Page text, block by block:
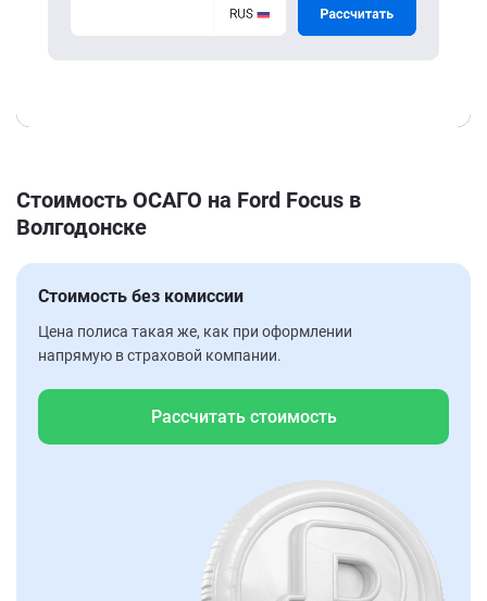
Стоимость ОСАГО на Ford Focus в
Волгодонске
Стоимость без комиссии
Цена полиса такая же, как при оформлении
напрямую в страховой компании.
Рассчитать стоимость